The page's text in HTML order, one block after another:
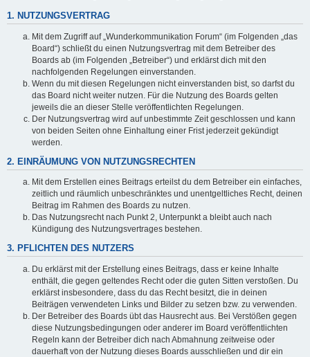
1. NUTZUNGSVERTRAG
Mit dem Zugriff auf „Wunderkommunikation Forum“ (im Folgenden „das
Board“) schließt du einen Nutzungsvertrag mit dem Betreiber des
Boards ab (im Folgenden „Betreiber“) und erklärst dich mit den
nachfolgenden Regelungen einverstanden.
Wenn du mit diesen Regelungen nicht einverstanden bist, so darfst du
das Board nicht weiter nutzen. Für die Nutzung des Boards gelten
jeweils die an dieser Stelle veröffentlichten Regelungen.
Der Nutzungsvertrag wird auf unbestimmte Zeit geschlossen und kann
von beiden Seiten ohne Einhaltung einer Frist jederzeit gekündigt
werden.
2. EINRÄUMUNG VON NUTZUNGSRECHTEN
Mit dem Erstellen eines Beitrags erteilst du dem Betreiber ein einfaches,
zeitlich und räumlich unbeschränktes und unentgeltliches Recht, deinen
Beitrag im Rahmen des Boards zu nutzen.
Das Nutzungsrecht nach Punkt 2, Unterpunkt a bleibt auch nach
Kündigung des Nutzungsvertrages bestehen.
3. PFLICHTEN DES NUTZERS
Du erklärst mit der Erstellung eines Beitrags, dass er keine Inhalte
enthält, die gegen geltendes Recht oder die guten Sitten verstoßen. Du
erklärst insbesondere, dass du das Recht besitzt, die in deinen
Beiträgen verwendeten Links und Bilder zu setzen bzw. zu verwenden.
Der Betreiber des Boards übt das Hausrecht aus. Bei Verstößen gegen
diese Nutzungsbedingungen oder anderer im Board veröffentlichten
Regeln kann der Betreiber dich nach Abmahnung zeitweise oder
dauerhaft von der Nutzung dieses Boards ausschließen und dir ein